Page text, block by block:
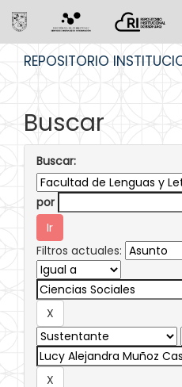
REPOSITORIO
Buscar
Buscar:
por
Filtros actuales: